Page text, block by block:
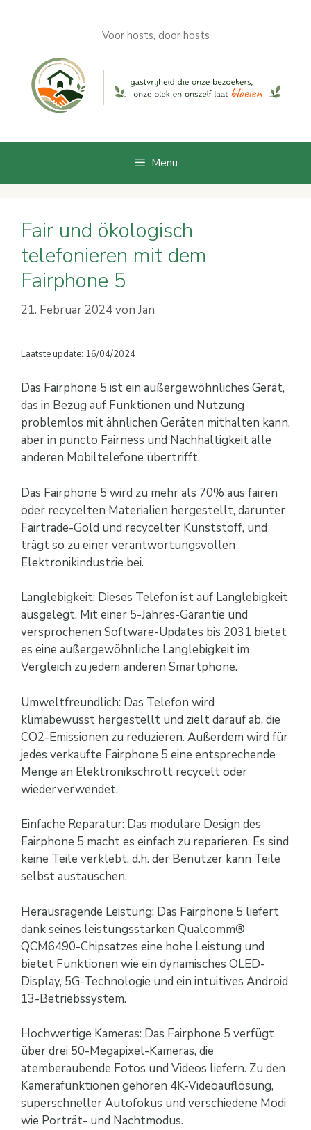
Voor hosts, door hosts
Menü
Fair und ökologisch
telefonieren mit dem
Fairphone 5
21. Februar 2024von Jan
Laatste update: 16/04/2024
Das Fairphone 5 ist ein außergewöhnliches Gerät,
das in Bezug auf Funktionen und Nutzung
problemlos mit ähnlichen Geräten mithalten kann,
aber in puncto Fairness und Nachhaltigkeit alle
anderen Mobiltelefone übertrifft.
Das Fairphone 5 wird zu mehr als 70% aus fairen
oder recycelten Materialien hergestellt, darunter
Fairtrade-Gold und recycelter Kunststoff, und
trägt so zu einer verantwortungsvollen
Elektronikindustrie bei.
Langlebigkeit: Dieses Telefon ist auf Langlebigkeit
ausgelegt. Mit einer 5-Jahres-Garantie und
versprochenen Software-Updates bis 2031 bietet
es eine außergewöhnliche Langlebigkeit im
Vergleich zu jedem anderen Smartphone.
Umweltfreundlich: Das Telefon wird
klimabewusst hergestellt und zielt darauf ab, die
CO2-Emissionen zu reduzieren. Außerdem wird für
jedes verkaufte Fairphone 5 eine entsprechende
Menge an Elektronikschrott recycelt oder
wiederverwendet.
Einfache Reparatur: Das modulare Design des
Fairphone 5 macht es einfach zu reparieren. Es sind
keine Teile verklebt, d.h. der Benutzer kann Teile
selbst austauschen.
Herausragende Leistung: Das Fairphone 5 liefert
dank seines leistungsstarken Qualcomm®
QCM6490-Chipsatzes eine hohe Leistung und
bietet Funktionen wie ein dynamisches OLED-
Display, 5G-Technologie und ein intuitives Android
13-Betriebssystem.
Hochwertige Kameras: Das Fairphone 5 verfügt
über drei 50-Megapixel-Kameras, die
atemberaubende Fotos und Videos liefern. Zu den
Kamerafunktionen gehören 4K-Videoauflösung,
superschneller Autofokus und verschiedene Modi
wie Porträt- und Nachtmodus.